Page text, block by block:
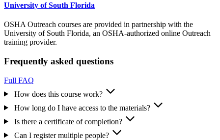
University of South Florida
OSHA Outreach courses are provided in partnership with the
University of South Florida, an OSHA-authorized online Outreach
training provider.
Frequently asked questions
Full FAQ
How does this course work?
How long do I have access to the materials?
Is there a certificate of completion?
Can I register multiple people?